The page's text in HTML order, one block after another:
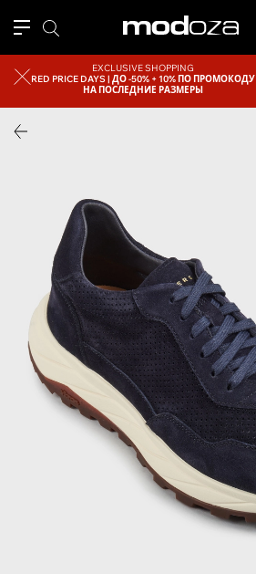
EXCLUSIVE SHOPPING
RED PRICE DAYS |ДО -50% + 10% ПО ПРОМОКОДУ
НА ПОСЛЕДНИЕ РАЗМЕРЫ